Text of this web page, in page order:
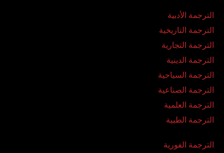
الترجمة الأدبية
الترجمة التاريخية
الترجمة التجارية
الترجمة الدينية
الترجمة السياحية
الترجمة الصناعية
الترجمة العلمية
الترجمة الطبية
الترجمة الفورية